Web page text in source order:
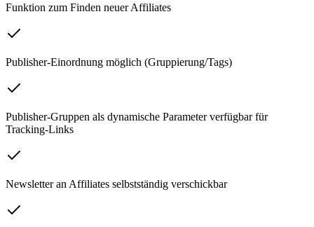
Funktion zum Finden neuer Affiliates
Publisher-Einordnung möglich (Gruppierung/Tags)
Publisher-Gruppen als dynamische Parameter verfügbar für
Tracking-Links
Newsletter an Affiliates selbstständig verschickbar